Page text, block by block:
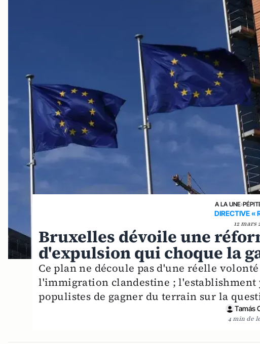
A LA UNE›
DIRECTIVE «
12 mars
Bruxelles dévoile une
d'expulsion qui choque la
Ce plan ne découle pas d'une réelle
l'immigration clandestine ; l'establishment
populistes de gagner du terrain sur la
Tamás
4 min de